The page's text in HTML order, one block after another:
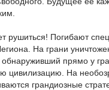
рушиться! Погибают
На грани
прямо у
цивилизацию. На
грандиозные